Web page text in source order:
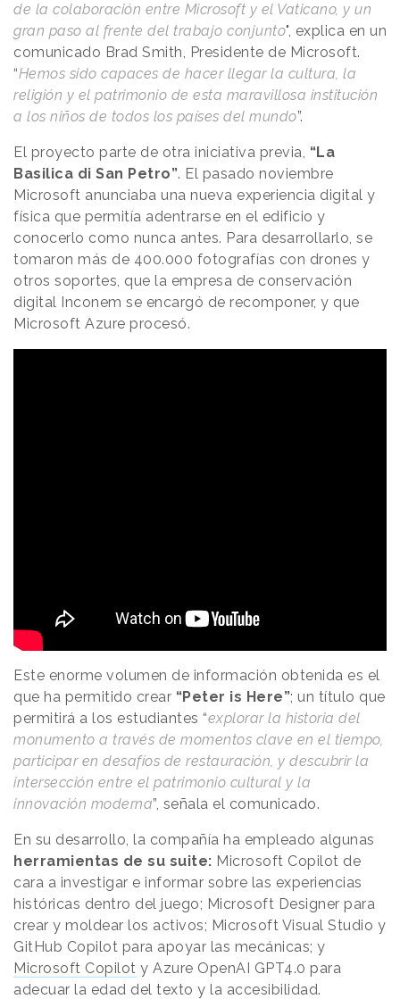
de la colaboración entre Microsoft y el Vaticano, y un
gran paso al frente del trabajo conjunto", explica en un
comunicado Brad Smith, Presidente de Microsoft.
“Hemos sido capaces de hacer llegar la cultura, la
religión y el patrimonio de esta maravillosa institución
a los niños de todos los países del mundo”.
El proyecto parte de otra iniciativa previa, “La
Basilica di San Petro”. El pasado noviembre
Microsoft anunciaba una nueva experiencia digital y
física que permitía adentrarse en el edificio y
conocerlo como nunca antes. Para desarrollarlo, se
tomaron más de 400.000 fotografías con drones y
otros soportes, que la empresa de conservación
digital Inconem se encargó de recomponer, y que
Microsoft Azure procesó.
Este enorme volumen de información obtenida es el
que ha permitido crear “Peter is Here”; un título que
permitirá a los estudiantes “explorar la historia del
monumento a través de momentos clave en el tiempo,
participar en desafíos de restauración, y descubrir la
intersección entre el patrimonio cultural y la
innovación moderna”, señala el comunicado.
En su desarrollo, la compañía ha empleado algunas
herramientas de su suite: Microsoft Copilot de
cara a investigar e informar sobre las experiencias
históricas dentro del juego; Microsoft Designer para
crear y moldear los activos; Microsoft Visual Studio y
GitHub Copilot para apoyar las mecánicas; y
Microsoft Copilot y Azure OpenAI GPT4.0 para
adecuar la edad del texto y la accesibilidad.